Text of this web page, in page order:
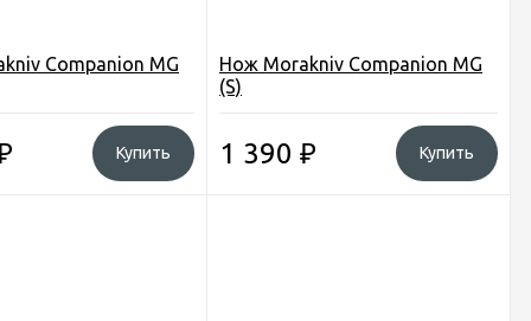
Companion MG
Купить
Нож Morakniv Companion MG
(S)
1 390 ₽ Купить